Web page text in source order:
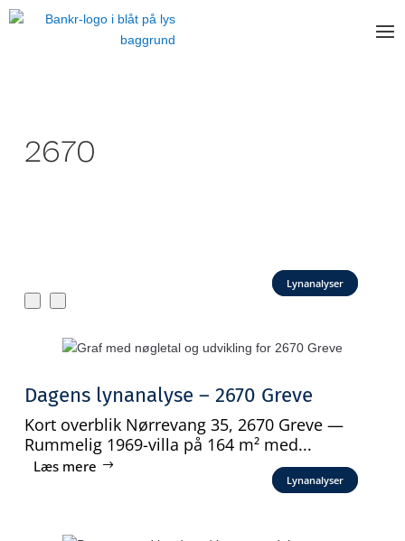
2670
Lynanalyser
Dagens lynanalyse – 2670 Greve
Kort overblik Nørrevang 35, 2670 Greve —
Rummelig 1969-villa på 164 m² med...
Læs mere
Lynanalyser